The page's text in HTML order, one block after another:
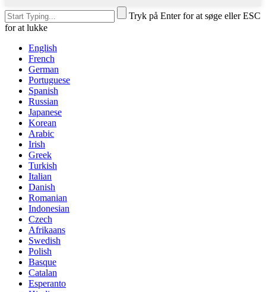
Tryk på Enter for at søge eller ESC
for at lukke
English
French
German
Portuguese
Spanish
Russian
Japanese
Korean
Arabic
Irish
Greek
Turkish
Italian
Danish
Romanian
Indonesian
Czech
Afrikaans
Swedish
Polish
Basque
Catalan
Esperanto